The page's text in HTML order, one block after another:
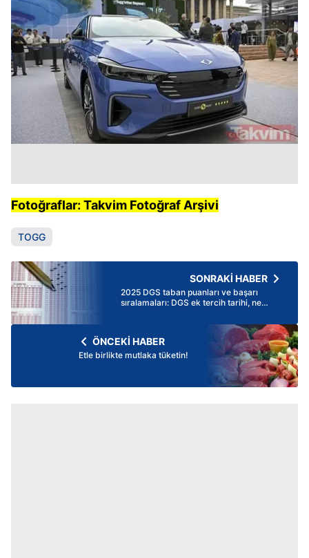
Fotoğraflar: Takvim Fotoğraf Arşivi
TOGG
SONRAKİ HABER
2025 DGS taban puanları ve başarı
sıralamaları: DGS ek tercih tarihi, ne
ÖNCEKİ HABER
Etle birlikte mutlaka tüketin!